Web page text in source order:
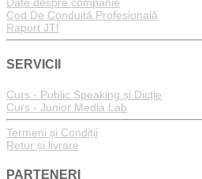
Cod De Conduită Profesională
Raport JTI
SERVICII
Curs - Public Speaking și Dicție
Curs - Junior Media Lab
Termeni și Condiții
Retur și livrare
PARTENERI